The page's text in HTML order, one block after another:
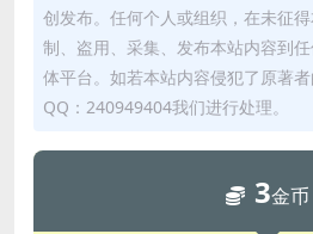
创发布。任何个人或组织，在未征
制、盗用、采集、发布本站内容到
体平台。如若本站内容侵犯了原著
QQ：240949404我们进行处理。
3金币